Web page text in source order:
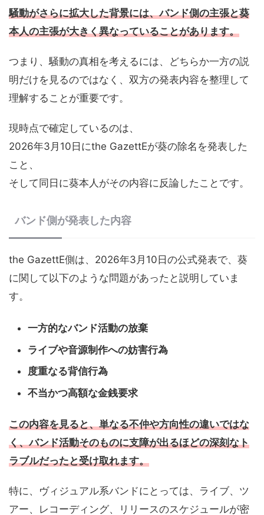
騒動がさらに拡大した背景には、バンド側の主張と葵
本人の主張が大きく異なっていることがあります。
つまり、騒動の真相を考えるには、どちらか一方の説
明だけを見るのではなく、双方の発表内容を整理して
理解することが重要です。
現時点で確定しているのは、
2026年3月10日にthe GazettEが葵の除名を発表した
こと、
そして同日に葵本人がその内容に反論したことです。
バンド側が発表した内容
the GazettE側は、2026年3月10日の公式発表で、葵
に関して以下のような問題があったと説明していま
す。
一方的なバンド活動の放棄
ライブや音源制作への妨害行為
度重なる背信行為
不当かつ高額な金銭要求
この内容を見ると、単なる不仲や方向性の違いではな
く、バンド活動そのものに支障が出るほどの深刻なト
ラブルだったと受け取れます。
特に、ヴィジュアル系バンドにとっては、ライブ、ツ
アー、レコーディング、リリースのスケジュールが密